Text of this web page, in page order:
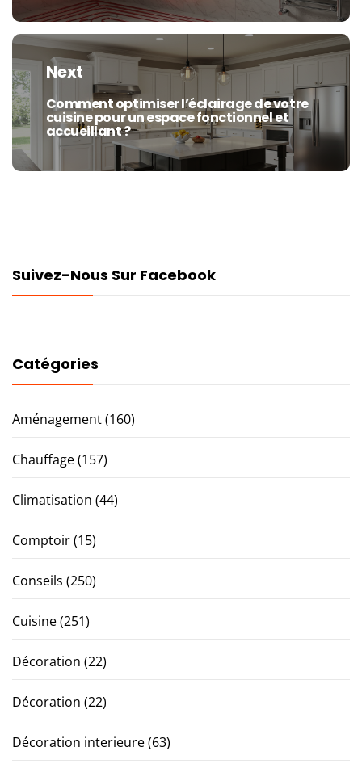
Next
Next
post:
Comment optimiser l’éclairage de votre
cuisine pour un espace fonctionnel et
accueillant ?
Suivez-Nous Sur Facebook
Catégories
Aménagement(160)
Chauffage(157)
Climatisation (44)
Comptoir(15)
Conseils (250)
Cuisine(251)
Décoration (22)
Décoration (22)
Décoration interieure(63)